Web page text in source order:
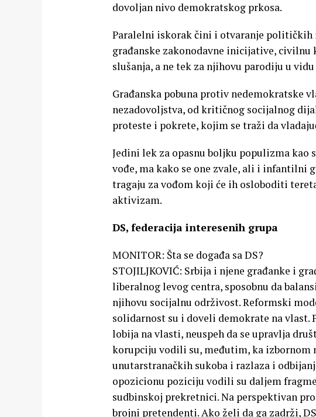
dovoljan nivo demokratskog prkosa.
Paralelni iskorak čini i otvaranje
građanske zakonodavne inicijative,
slušanja, a ne tek za njihovu parodiju u
Građanska pobuna protiv nedemokratske
nezadovoljstva, od kritičnog socijalnog
proteste i pokrete, kojim se traži da
Jedini lek za opasnu boljku populizma kao
vođe, ma kako se one zvale, ali i infantilni
tragaju za vođom koji će ih osloboditi
aktivizam.
DS, federacija interesenih grupa
MONITOR: Šta se događa sa DS?
STOJILJKOVIĆ: Srbija i njene građanke i
liberalnog levog centra, sposobnu da
njihovu socijalnu održivost. Reformski
solidarnost su i doveli demokrate na vlast.
lobija na vlasti, neuspeh da se upravlja
korupciju vodili su, međutim, ka izbornom
unutarstranačkih sukoba i razlaza i
opozicionu poziciju vodili su daljem
sudbinskoj prekretnici. Na perspektivan
brojni pretendenti. Ako želi da ga zadrži,